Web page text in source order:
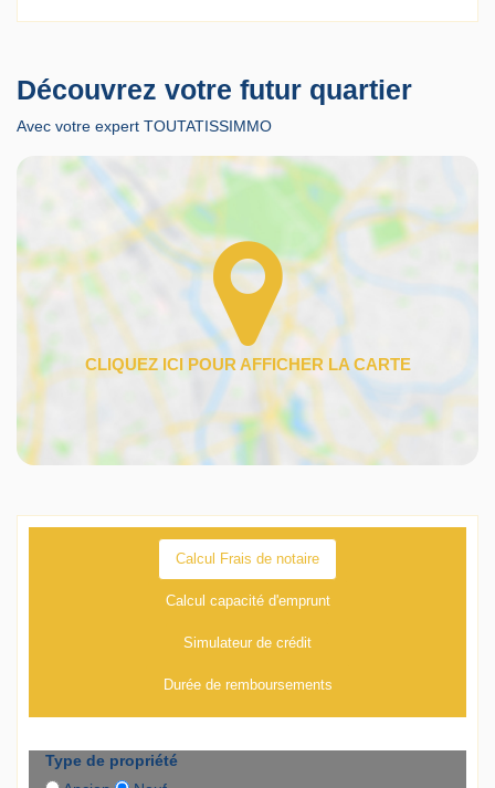
Découvrez votre futur quartier
Avec votre expert TOUTATISSIMMO
Calcul Frais de notaire
Calcul capacité d'emprunt
Simulateur de crédit
Durée de remboursements